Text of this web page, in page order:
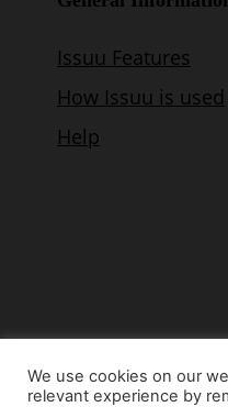
We use cookies on our
relevant experience by